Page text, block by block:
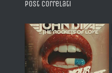
Post correlati